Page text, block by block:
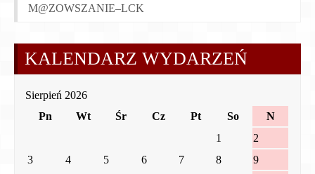
M@ZOWSZANIE–LCK
KALENDARZ WYDARZEŃ
Sierpień 2026
Pn
Wt Śr Cz Pt So
N
1
2
3
4 5 6 7 8
9